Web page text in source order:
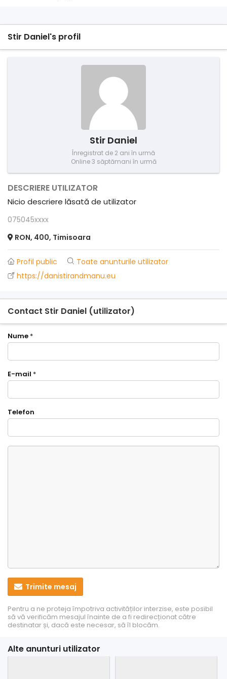
Stir Daniel's profil
Stir Daniel
Înregistrat de 2 ani în urmă
Online 3 săptămani în urmă
DESCRIERE UTILIZATOR
Nicio descriere lăsată de utilizator
075045xxxx
RON, 400, Timisoara
Profil public
Toate anunturile utilizator
https://danistirandmanu.eu
Contact Stir Daniel (utilizator)
Nume *
E-mail *
Telefon
Trimite mesaj
Pentru a ne proteja împotriva activităților interzise, este posibil
să vă verificăm mesajul înainte de a fi redirecționat către
destinatar și, dacă este necesar, să îl blocăm.
Alte anunturi utilizator